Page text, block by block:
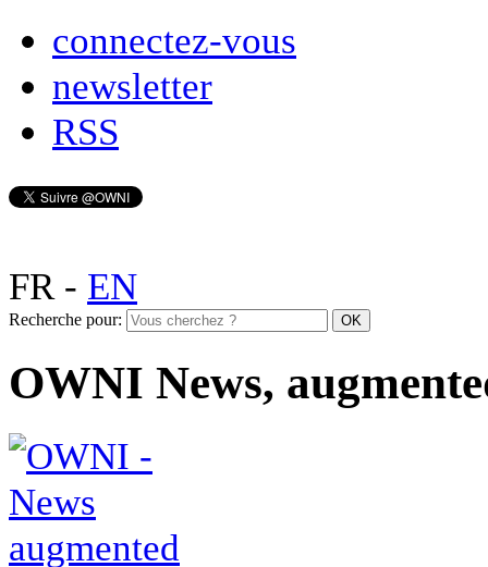
connectez-vous
newsletter
RSS
FR- EN
Recherche pour:
OWNI News,